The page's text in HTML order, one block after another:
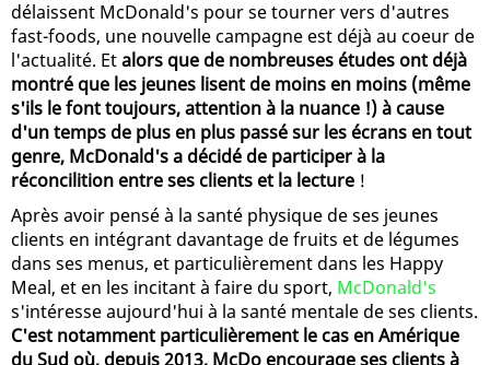
délaissent McDonald's pour se tourner vers d'autres
fast-foods, une nouvelle campagne est déjà au coeur de
l'actualité. Etalors que de nombreuses études ont déjà
montré que les jeunes lisent de moins en moins (même
s'ils le font toujours, attention à la nuance !) à cause
d'un temps de plus en plus passé sur les écrans en tout
genre, McDonald's a décidé de participer à la
réconcilition entre ses clients et la lecture !
Après avoir pensé à la santé physique de ses jeunes
clients en intégrant davantage de fruits et de légumes
dans ses menus, et particulièrement dans les Happy
Meal, et en les incitant à faire du sport, McDonald's
s'intéresse aujourd'hui à la santé mentale de ses clients.
C'est notamment particulièrement le cas en Amérique
du Sud où, depuis 2013, McDo encourage ses clients à